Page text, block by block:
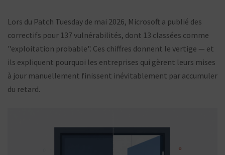
Lors du Patch Tuesday de mai 2026, Microsoft a publié des
correctifs pour 137 vulnérabilités, dont 13 classées comme
"exploitation probable". Ces chiffres donnent le vertige — et
ils expliquent pourquoi les entreprises qui gèrent leurs mises
à jour manuellement finissent inévitablement par accumuler
du retard.